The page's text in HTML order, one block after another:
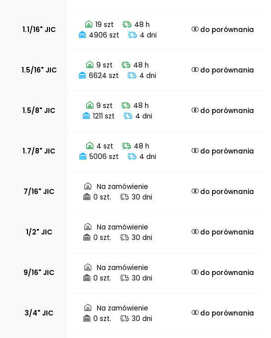
1.1/16" JIC
19 szt
48 h
4906 szt
4 dni
do porównania
1.5/16" JIC
9 szt
48 h
6624 szt
4 dni
do porównania
1.5/8" JIC
9 szt
48 h
1211 szt
4 dni
do porównania
1.7/8" JIC
4 szt
48 h
5006 szt
4 dni
do porównania
7/16" JIC
Na zamówienie
0 szt.
30 dni
do porównania
1/2" JIC
Na zamówienie
0 szt.
30 dni
do porównania
9/16" JIC
Na zamówienie
0 szt.
30 dni
do porównania
3/4" JIC
Na zamówienie
0 szt.
30 dni
do porównania